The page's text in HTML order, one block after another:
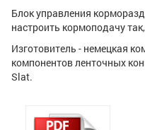
Блок управления
настроить кормоподачу
Изготовитель - немецкая
компонентов ленточных
Slat.